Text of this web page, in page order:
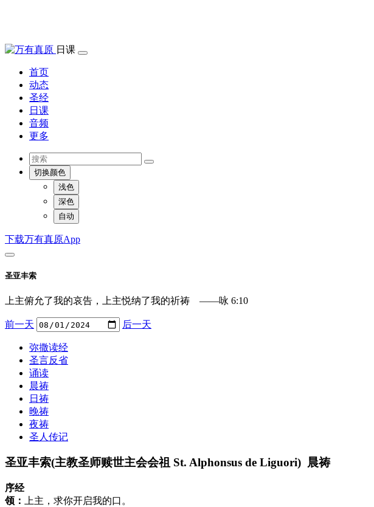
日课
首页
动态
圣经
日课
音频
更多
切换颜色
浅色
深色
自动
下载万有真原App
圣亚丰索
上主俯允了我的哀告，上主悦纳了我的祈祷 ——咏 6:10
前一天 后一天
弥撒读经
圣言反省
诵读
晨祷
日祷
晚祷
夜祷
圣人传记
圣亚丰索(主教圣师赎世主会会祖 St. Alphonsus de Liguori) 晨祷
序经
领：
上主，求你开启我的口。